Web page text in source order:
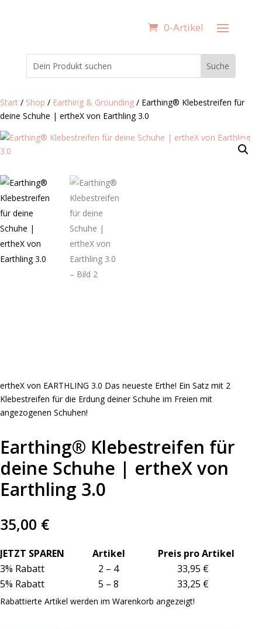
0-Artikel
Start / Shop / Earthing & Grounding / Earthing®️ Klebestreifen für
deine Schuhe | ertheX von Earthling 3.0
ertheX von EARTHLING 3.0 Das neueste Erthe! Ein Satz mit 2
Klebestreifen für die Erdung deiner Schuhe im Freien mit
angezogenen Schuhen!
Earthing®️ Klebestreifen für
deine Schuhe | ertheX von
Earthling 3.0
35,00 €
JETZT SPAREN Artikel Preis pro Artikel
3% Rabatt 2 – 4 33,95 €
5% Rabatt 5 – 8 33,25 €
Rabattierte Artikel werden im Warenkorb angezeigt!